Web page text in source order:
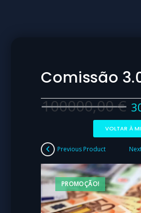
Comissão
100000,00€
VOLTAR À
PROMOÇÃO!
Previous Product